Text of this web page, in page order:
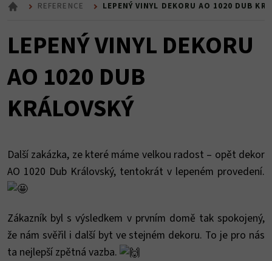
ÚVOD REFERENCE LEPENÝ VINYL DEKORU AO 1020 DUB
LEPENÝ VINYL DEKORU
AO 1020 DUB
KRÁLOVSKÝ
Další zakázka, ze které máme velkou radost – opět dekor
AO 1020 Dub Královský, tentokrát v lepeném provedení.
Zákazník byl s výsledkem v prvním domě tak spokojený,
že nám svěřil i další byt ve stejném dekoru. To je pro nás
ta nejlepší zpětná vazba.